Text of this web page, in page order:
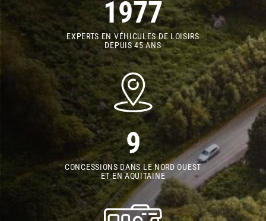
1977
EXPERTS EN VÉHICULES DE LOISIRS
DEPUIS 45 ANS
9
CONCESSIONS DANS LE NORD OUEST
ET EN AQUITAINE